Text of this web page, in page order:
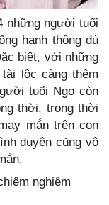
những người tuổi
hanh thông dù
biệt, với những
lộc càng thêm
tuổi Ngọ còn
thời, trong thời
mắn trên con
duyên cũng vô
nghiệm